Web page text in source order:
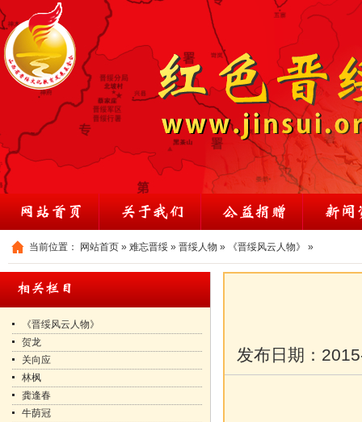
当前位置： 网站首页 » 难忘晋绥 » 晋绥人物 » 《晋绥风云人物》 »
《晋绥风云人物》
贺龙
关向应
林枫
龚逢春
牛荫冠
发布日期：